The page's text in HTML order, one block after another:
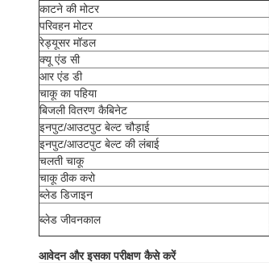
काटने की मोटर
परिवहन मोटर
रेड्यूसर मॉडल
क्यू एंड सी
आर एंड डी
चाकू का पहिया
बिजली वितरण कैबिनेट
इनपुट/आउटपुट बेल्ट चौड़ाई
इनपुट/आउटपुट बेल्ट की लंबाई
चलती चाकू
चाकू ठीक करो
ब्लेड डिजाइन
ब्लेड जीवनकाल
आवेदन और इसका परीक्षण कैसे करें